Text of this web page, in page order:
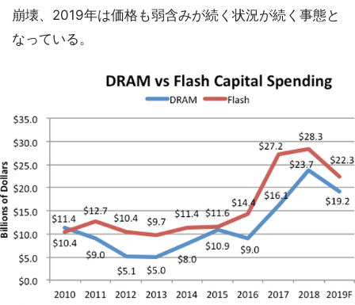
崩壊、2019年は価格も弱含みが続く状況が続く事態と
なっている。